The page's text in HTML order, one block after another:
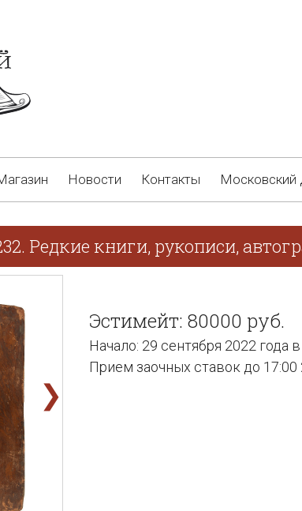
Новости Контакты
Редкие книги, рукописи,
❯
Эстимейт: 80000 руб.
Начало: 29 сентября 2022 года
Прием заочных ставок до 17:00